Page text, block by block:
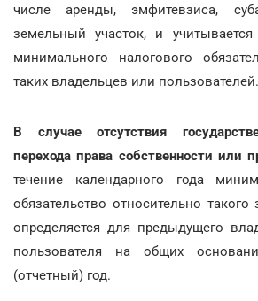
числе аренды, эмфитевзиса,
земельный участок, и
минимального налогового
таких владельцев или пользователей.
В случае отсутствия
перехода права собственности или
течение календарного года
обязательство относительно такого
определяется для предыдущего
пользователя на общих
(отчетный) год.